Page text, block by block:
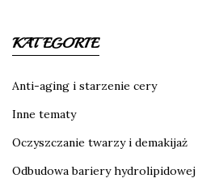
KATEGORIE
Anti-aging i starzenie cery
Inne tematy
Oczyszczanie twarzy i demakijaż
Odbudowa bariery hydrolipidowej